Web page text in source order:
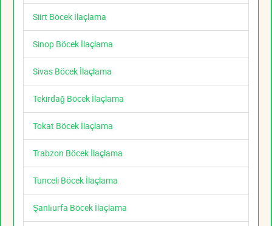
Siirt Böcek İlaçlama
Sinop Böcek İlaçlama
Sivas Böcek İlaçlama
Tekirdağ Böcek İlaçlama
Tokat Böcek İlaçlama
Trabzon Böcek İlaçlama
Tunceli Böcek İlaçlama
Şanlıurfa Böcek İlaçlama